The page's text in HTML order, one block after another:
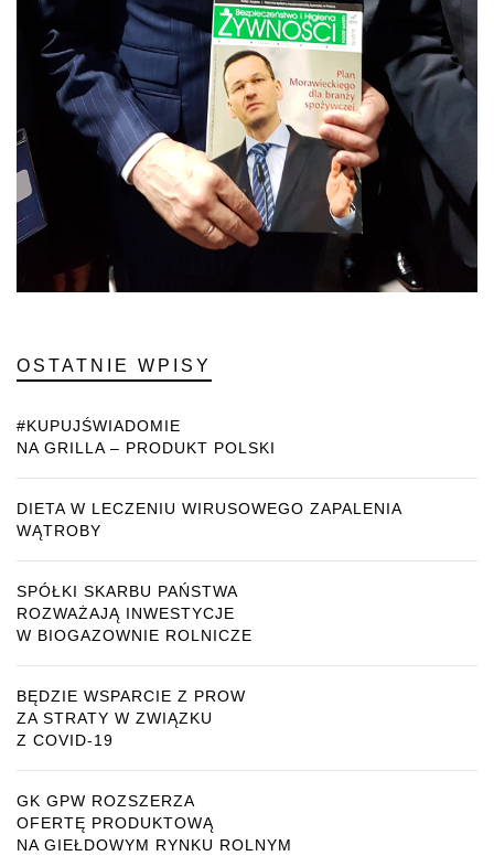
OSTATNIE WPISY
#KUPUJŚWIADOMIE
NA GRILLA – PRODUKT POLSKI
DIETA W LECZENIU WIRUSOWEGO ZAPALENIA
WĄTROBY
SPÓŁKI SKARBU PAŃSTWA
ROZWAŻAJĄ INWESTYCJE
W BIOGAZOWNIE ROLNICZE
BĘDZIE WSPARCIE Z PROW
ZA STRATY W ZWIĄZKU
Z COVID-19
GK GPW ROZSZERZA
OFERTĘ PRODUKTOWĄ
NA GIEŁDOWYM RYNKU ROLNYM